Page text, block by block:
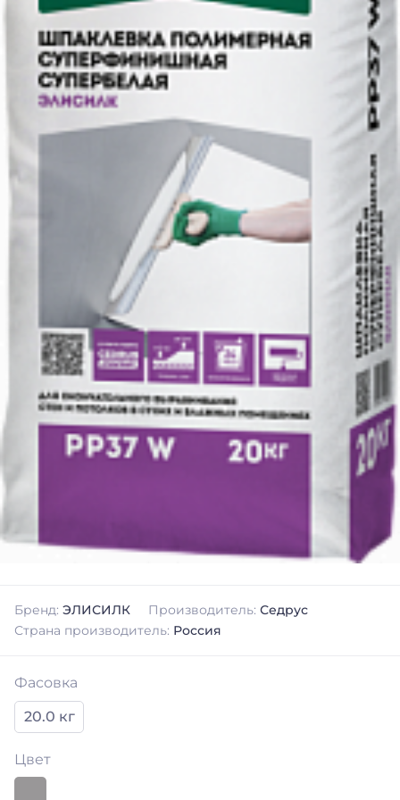
Бренд: ЭЛИСИЛК Производитель: Седрус
Страна производитель: Россия
Фасовка
20.0 кг
Цвет